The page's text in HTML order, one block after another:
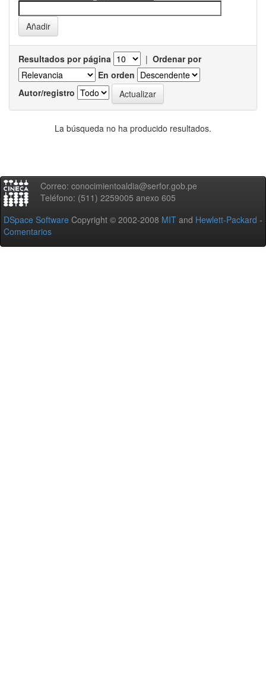
Resultados por página | Ordenar por
En orden
Autor/registro
La búsqueda no ha producido resultados.
Correo: conocimientoaldia@serfor.gob.pe
Teléfono: (511) 2259005 anexo 605
DSpace Software Copyright © 2002-2008 MIT and Hewlett-Packard -
Comentarios